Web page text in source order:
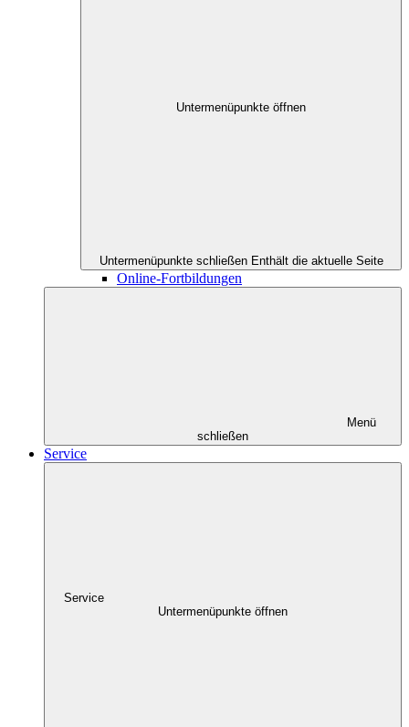
Untermenüpunkte öffnen
Untermenüpunkte schließen Enthält die aktuelle Seite
Online-Fortbildungen
Menü
schließen
Service
Service
Untermenüpunkte öffnen